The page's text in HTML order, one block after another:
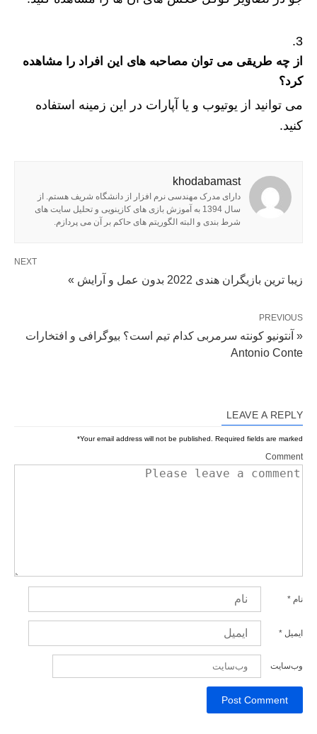
از چه طریقی می توان مصاحبه های این افراد را مشاهده
کرد؟
می توانید از یوتیوب و یا آپارات در این زمینه استفاده
کنید.
khodabamast
دارای مدرک مهندسی نرم افزار از دانشگاه شریف هستم. از
سال 1394 به آموزش بازی های کازینویی و تحلیل سایت های
شرط بندی و البته الگوریتم های حاکم بر آن می پردازم.
NEXT
زیبا ترین بازیگران هندی 2022 بدون عمل و آرایش »
PREVIOUS
« آنتونیو کونته سرمربی کدام تیم است؟ بیوگرافی و افتخارات
Antonio Conte
LEAVE A REPLY
Your email address will not be published. Required fields are marked
*
Comment
نام *
ایمیل *
وب‌سایت